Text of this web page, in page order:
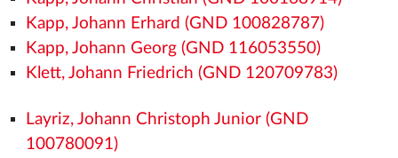
Kapp, Johann Erhard (GND 100828787)
Kapp, Johann Georg (GND 116053550)
Klett, Johann Friedrich (GND 120709783)
Layriz, Johann Christoph Junior (GND
100780091)